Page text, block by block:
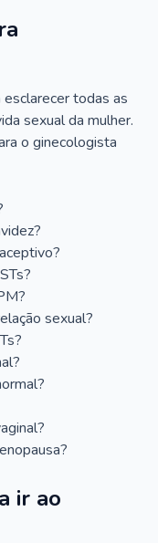
todas as
sexual da mulher.
o ginecologista
sexual?
ir ao